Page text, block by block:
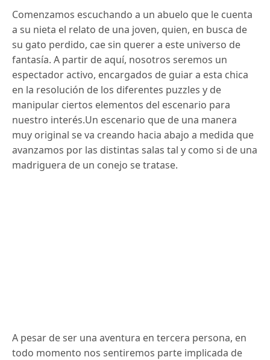
Comenzamos escuchando a un abuelo que le cuenta
a su nieta el relato de una joven, quien, en busca de
su gato perdido, cae sin querer a este universo de
fantasía. A partir de aquí, nosotros seremos un
espectador activo, encargados de guiar a esta chica
en la resolución de los diferentes puzzles y de
manipular ciertos elementos del escenario para
nuestro interés.Un escenario que de una manera
muy original se va creando hacia abajo a medida que
avanzamos por las distintas salas tal y como si de una
madriguera de un conejo se tratase.
A pesar de ser una aventura en tercera persona, en
todo momento nos sentiremos parte implicada de